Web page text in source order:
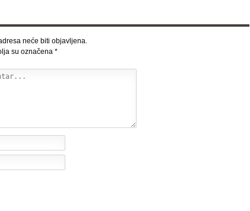
neće biti objavljena.
su označena *